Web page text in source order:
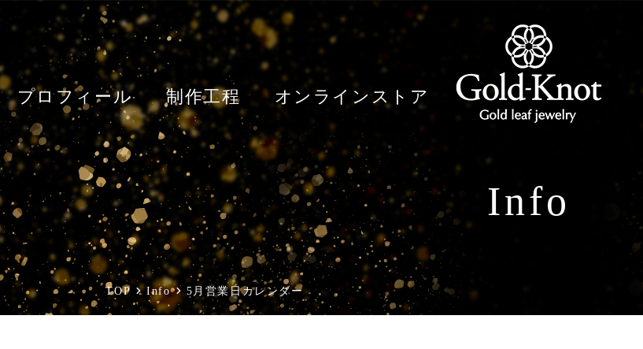
プロフィール 制作工程 オンラインストア
Info
TOP Info 5月営業日カレンダー